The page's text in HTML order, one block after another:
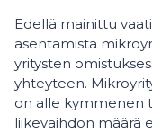
Edellä mainittu
asentamista
yritysten
yhteyteen.
on alle kymmenen
liikevaihdon määrä